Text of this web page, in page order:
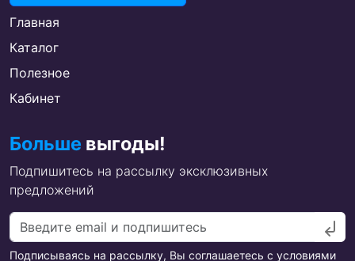
Главная
Каталог
Полезное
Кабинет
Больше выгоды!
Подпишитесь на рассылку эксклюзивных
предложений
Подписываясь на рассылку, Вы соглашаетесь с условиями